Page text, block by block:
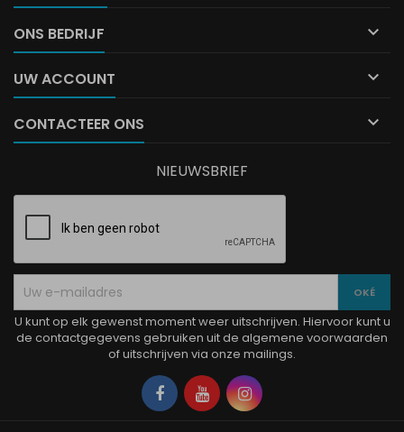
ONS BEDRIJF 
UW ACCOUNT 
CONTACTEER ONS 
NIEUWSBRIEF
U kunt op elk gewenst moment weer uitschrijven. Hiervoor kunt u
de contactgegevens gebruiken uit de algemene voorwaarden
of uitschrijven via onze mailings.
Facebook
YouTubeInstagram